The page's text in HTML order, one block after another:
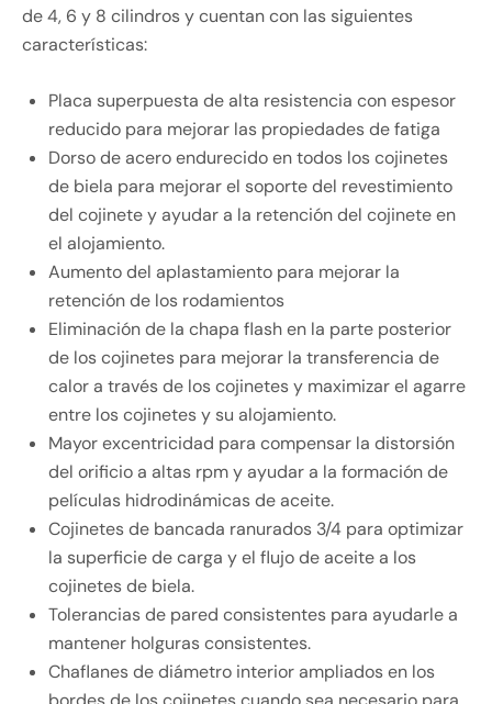
de 4, 6 y 8 cilindros y cuentan con las siguientes
características:
Placa superpuesta de alta resistencia con espesor
reducido para mejorar las propiedades de fatiga
Dorso de acero endurecido en todos los cojinetes
de biela para mejorar el soporte del revestimiento
del cojinete y ayudar a la retención del cojinete en
el alojamiento.
Aumento del aplastamiento para mejorar la
retención de los rodamientos
Eliminación de la chapa flash en la parte posterior
de los cojinetes para mejorar la transferencia de
calor a través de los cojinetes y maximizar el agarre
entre los cojinetes y su alojamiento.
Mayor excentricidad para compensar la distorsión
del orificio a altas rpm y ayudar a la formación de
películas hidrodinámicas de aceite.
Cojinetes de bancada ranurados 3/4 para optimizar
la superficie de carga y el flujo de aceite a los
cojinetes de biela.
Tolerancias de pared consistentes para ayudarle a
mantener holguras consistentes.
Chaflanes de diámetro interior ampliados en los